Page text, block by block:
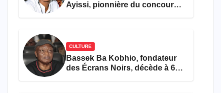
Ayissi, pionnière du concours
CULTURE
Bassek Ba Kobhio, fondateur
des Écrans Noirs, décède à 69